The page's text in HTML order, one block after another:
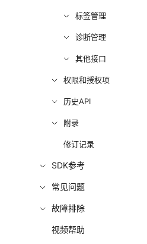
标签管理
诊断管理
其他接口
权限和授权项
历史API
附录
修订记录
SDK参考
常见问题
故障排除
视频帮助